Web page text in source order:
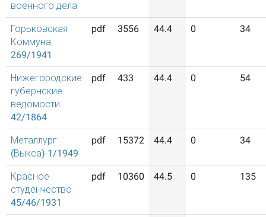
военного дела
Горьковская
Коммуна
269/1941
pdf 3556 44.4 0 34
Нижегородские
губернские
ведомости
42/1864
pdf 433 44.4 0 54
Металлург
(Выкса) 1/1949
pdf 15372 44.4 0 34
Красное
студенчество
45/46/1931
pdf 10360 44.5 0 135